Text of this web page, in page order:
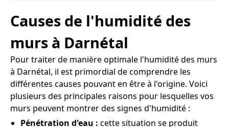
Causes de l'humidité des
murs à Darnétal
Pour traiter de manière optimale l'humidité des murs
à Darnétal, il est primordial de comprendre les
différentes causes pouvant en être à l'origine. Voici
plusieurs des principales raisons pour lesquelles vos
murs peuvent montrer des signes d'humidité :
Pénétration d'eau : cette situation se produit